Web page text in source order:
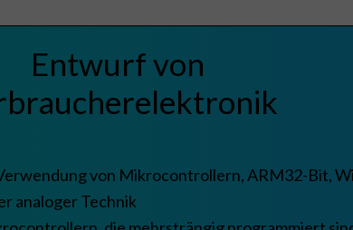
von Mikrocontrollern, ARM32-Bit,
analoger Technik
Entwurf von